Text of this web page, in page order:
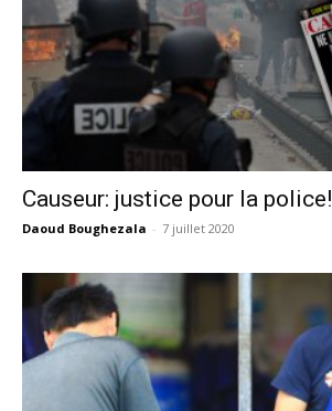
Causeur: justice pour la police!
Daoud Boughezala - 7 juillet 2020